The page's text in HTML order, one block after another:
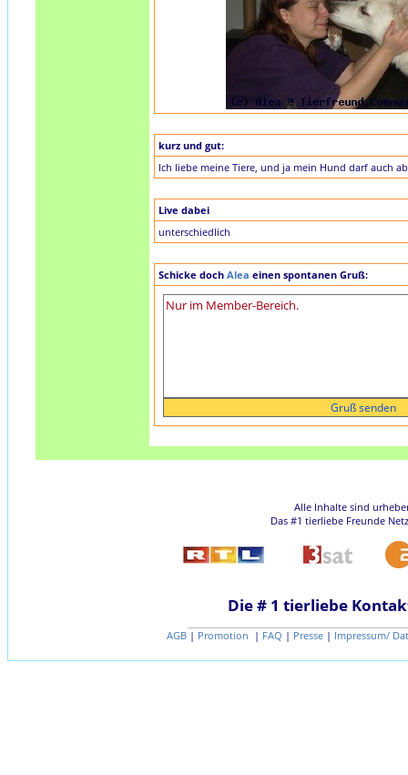
kurz und gut:
Ich liebe meine Tiere, und ja mein Hund darf auch
Live dabei
unterschiedlich
Schicke doch Alea einen spontanen Gruß:
Alle Inhalte sind
Das #1 tierliebe Freunde
Die # 1 tierliebe
AGB | Promotion | FAQ | Presse | Impressum/